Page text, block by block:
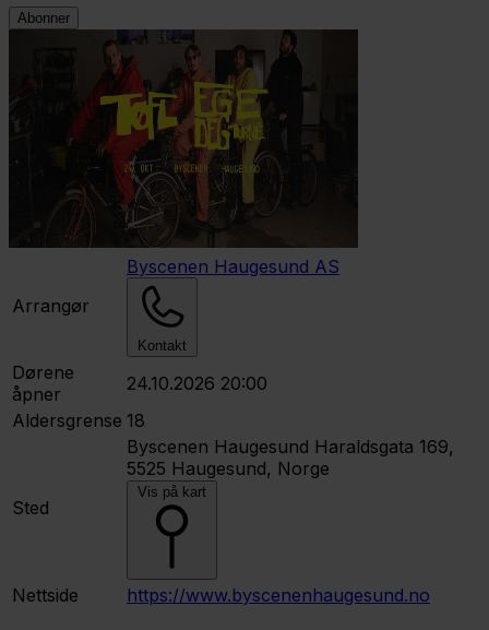
Abonner
Arrangør
Byscenen Haugesund AS
Kontakt
Dørene
åpner
24.10.2026 20:00
Aldersgrense 18
Sted
Byscenen Haugesund Haraldsgata 169,
5525 Haugesund, Norge
Vis på kart
Nettside
https://www.byscenenhaugesund.no